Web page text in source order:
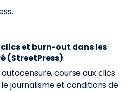
clics et burn-out dans les
(StreetPress)
course aux clics
journalisme et conditions de